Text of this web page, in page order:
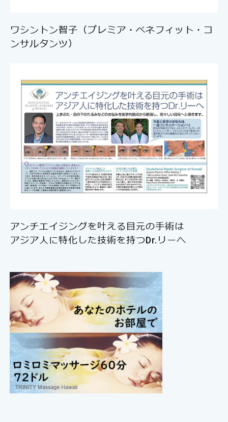
ワシントン智子（プレミア・ベネフィット・コ
ンサルタンツ）
アンチエイジングを叶える目元の手術は
アジア人に特化した技術を持つDr.リーへ